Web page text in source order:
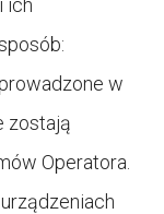
ich
w
zostają
Operatora.